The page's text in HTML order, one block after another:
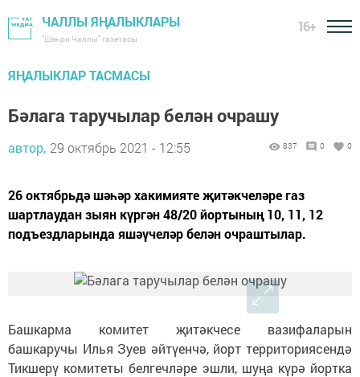
ЧАЛЛЫ ЯҢАЛЫКЛАРЫ
"Шәһри Чаллы" газетасы
16+
ЯҢАЛЫКЛАР ТАСМАСЫ
Бәлага таручылар белән очрашу
автор, 29 октябрь 2021 - 12:55 837 0 0
26 октябрьдә шәһәр хакимияте җитәкчеләре газ
шартлаудан зыян күргән 48/20 йортының 10, 11, 12
подъездларында яшәүчеләр белән очраштылар.
Башкарма комитет җитәкчесе вазифаларын
башкаручы Илья Зуев әйтүенчә, йорт территориясендә
Тикшерү комитеты белгечләре эшли, шуңа күрә йортка